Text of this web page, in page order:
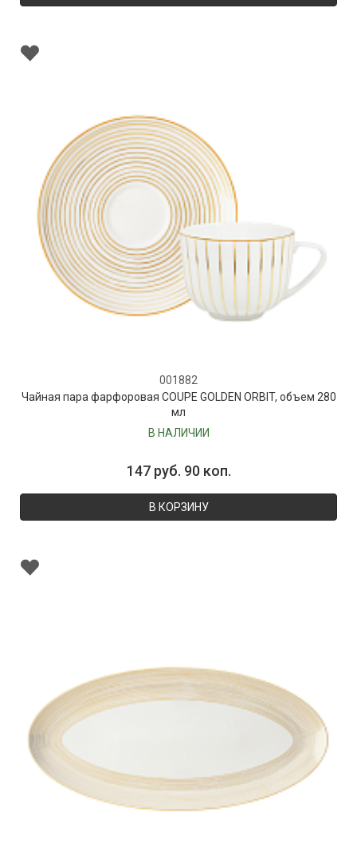
001882
Чайная пара фарфоровая COUPE GOLDEN ORBIT, объем 280
мл
В НАЛИЧИИ
147 руб. 90 коп.
В КОРЗИНУ